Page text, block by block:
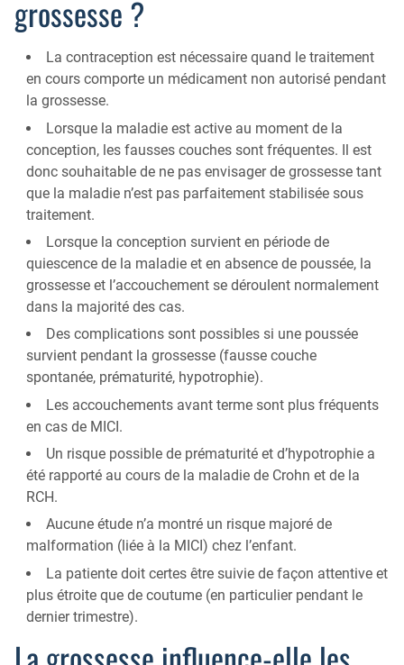
grossesse ?
La contraception est nécessaire quand le traitement
en cours comporte un médicament non autorisé pendant
la grossesse.
Lorsque la maladie est active au moment de la
conception, les fausses couches sont fréquentes. Il est
donc souhaitable de ne pas envisager de grossesse tant
que la maladie n’est pas parfaitement stabilisée sous
traitement.
Lorsque la conception survient en période de
quiescence de la maladie et en absence de poussée, la
grossesse et l’accouchement se déroulent normalement
dans la majorité des cas.
Des complications sont possibles si une poussée
survient pendant la grossesse (fausse couche
spontanée, prématurité, hypotrophie).
Les accouchements avant terme sont plus fréquents
en cas de MICI.
Un risque possible de prématurité et d’hypotrophie a
été rapporté au cours de la maladie de Crohn et de la
RCH.
Aucune étude n’a montré un risque majoré de
malformation (liée à la MICI) chez l’enfant.
La patiente doit certes être suivie de façon attentive et
plus étroite que de coutume (en particulier pendant le
dernier trimestre).